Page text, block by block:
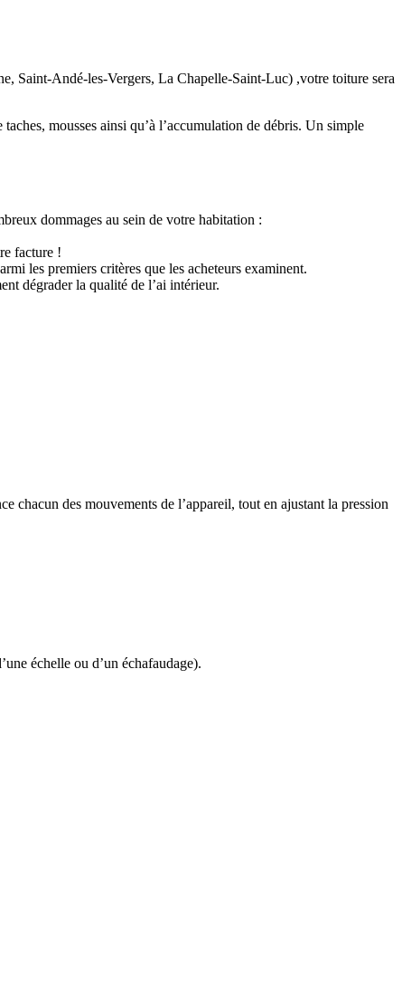
Saint-Andé-les-Vergers, La Chapelle-Saint-Luc) ,votre toiture sera
mousses ainsi qu’à l’accumulation de débris. Un simple
dommages au sein de votre habitation :
facture !
les premiers critères que les acheteurs examinent.
dégrader la qualité de l’ai intérieur.
chacun des mouvements de l’appareil, tout en ajustant la pression
échelle ou d’un échafaudage).